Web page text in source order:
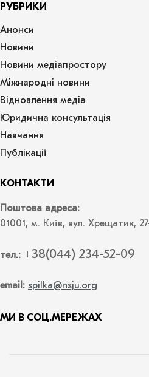
РУБРИКИ
Анонси
Новини
Новини медіапростору
Міжнародні новини
Відновлення медіа
Юридична консультація
Навчання
Публікації
КОНТАКТИ
Поштова адреса:
01001, м. Київ, вул. Хрещатик,
тел.: +38(044) 234-52-09
email: spilka@nsju.org
МИ В СОЦ.МЕРЕЖАХ